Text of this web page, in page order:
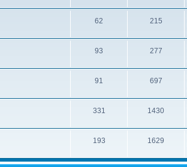
62 215
93 277
91 697
331 1430
193 1629